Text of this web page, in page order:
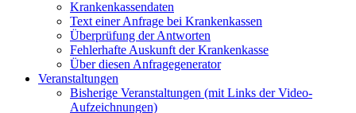
Krankenkassendaten
Text einer Anfrage bei Krankenkassen
Überprüfung der Antworten
Fehlerhafte Auskunft der Krankenkasse
Über diesen Anfragegenerator
Veranstaltungen
Bisherige Veranstaltungen (mit Links der Video-
Aufzeichnungen)